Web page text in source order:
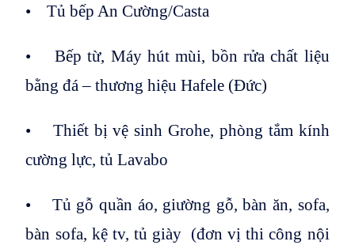
• Tủ bếp An Cường/Casta
• Bếp từ, Máy hút mùi, bồn rửa chất liệu
bằng đá – thương hiệu Hafele (Đức)
• Thiết bị vệ sinh Grohe, phòng tắm kính
cường lực, tủ Lavabo
• Tủ gỗ quần áo, giường gỗ, bàn ăn, sofa,
bàn sofa, kệ tv, tủ giày (đơn vị thi công nội